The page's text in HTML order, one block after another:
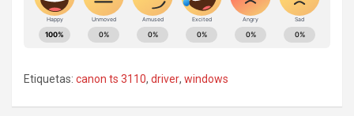
Etiquetas: canon ts 3110, driver, windows